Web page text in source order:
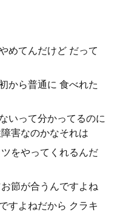
めてんだけど だって
から普通に 食べれた
いって分かってるのに
害なのかなそれは
をやってくれるんだ
節が合うんですよね
すよねだから クラキ